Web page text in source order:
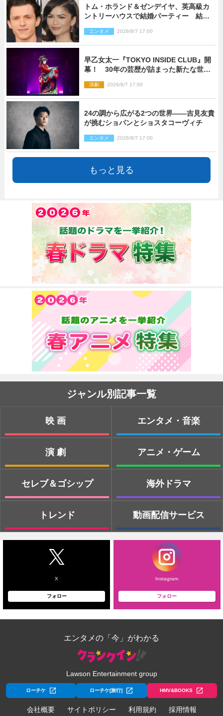
トム・ホランド＆ゼンデイヤ、英高級カ
ントリーハウスで結婚パーティー 結婚
エンタメ 2026/8/7 17:00
早乙女太一『TOKYO INSIDE CLUB』開
幕！ 30年の芸歴が詰まった新たな世界
演劇 2026/8/7 17:00
24の調から広がる2つの世界――吉見友貴
が挑むショパンとショスタコーヴィチ
エンタメ 2026/8/7 17:00
もっと見る
ジャンル別記事一覧
映画
演劇
セレブ＆ゴシップ
トレンド
エンタメ・音楽
アニメ・ゲーム
海外ドラマ
動画配信サービス
X
フォロー
Instagram
フォロー
エンタメの「今」がわかる
Lawson Entertainment group
ローチケ ローチケ[旅行] HMV&BOOKS
会社概要 サイトポリシー 利用規約 採用情報